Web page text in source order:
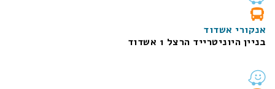
אנקורי אשדוד
בניין היוניטרייד הרצל 1 אשדוד